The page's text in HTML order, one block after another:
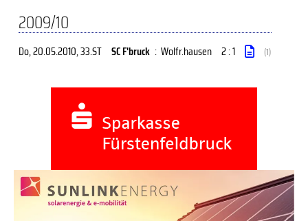
2009/10
Do, 20.05.2010, 33.ST SC F'bruck : Wolfr.hausen 2 : 1 (1)